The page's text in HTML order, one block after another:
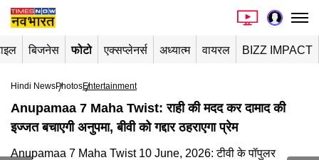
बिजनेस फोटो एक्सप्लेनर्स अध्यात्म वायरल BIZZ IMPACT
Hindi NewsPhotosEntertainment
Anupamaa 7 Maha Twist: राही की मदद कर दामाद की
इज्जत बचाएगी अनुपमा, बीवी को गद्दार ठहराएगा प्रेम
Anupamaa 7 Maha Twist 10 June, 2026: टीवी के पॉपुलर